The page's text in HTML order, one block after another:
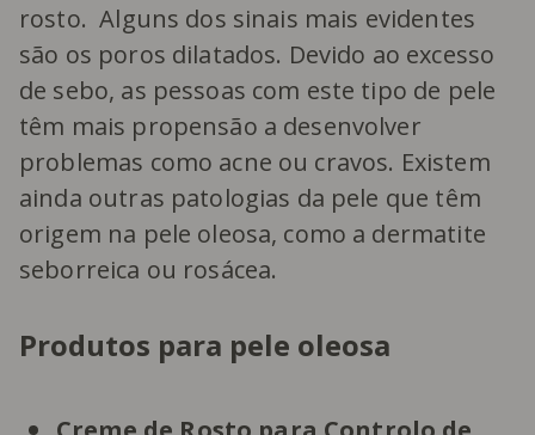
rosto. Alguns dos sinais mais evidentes
são os poros dilatados. Devido ao excesso
de sebo, as pessoas com este tipo de pele
têm mais propensão a desenvolver
problemas como acne ou cravos. Existem
ainda outras patologias da pele que têm
origem na pele oleosa, como a dermatite
seborreica ou rosácea.
Produtos para pele oleosa